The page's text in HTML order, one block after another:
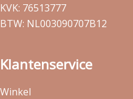
KVK: 76513777
BTW: NL003090707B12
Klantenservice
Winkel